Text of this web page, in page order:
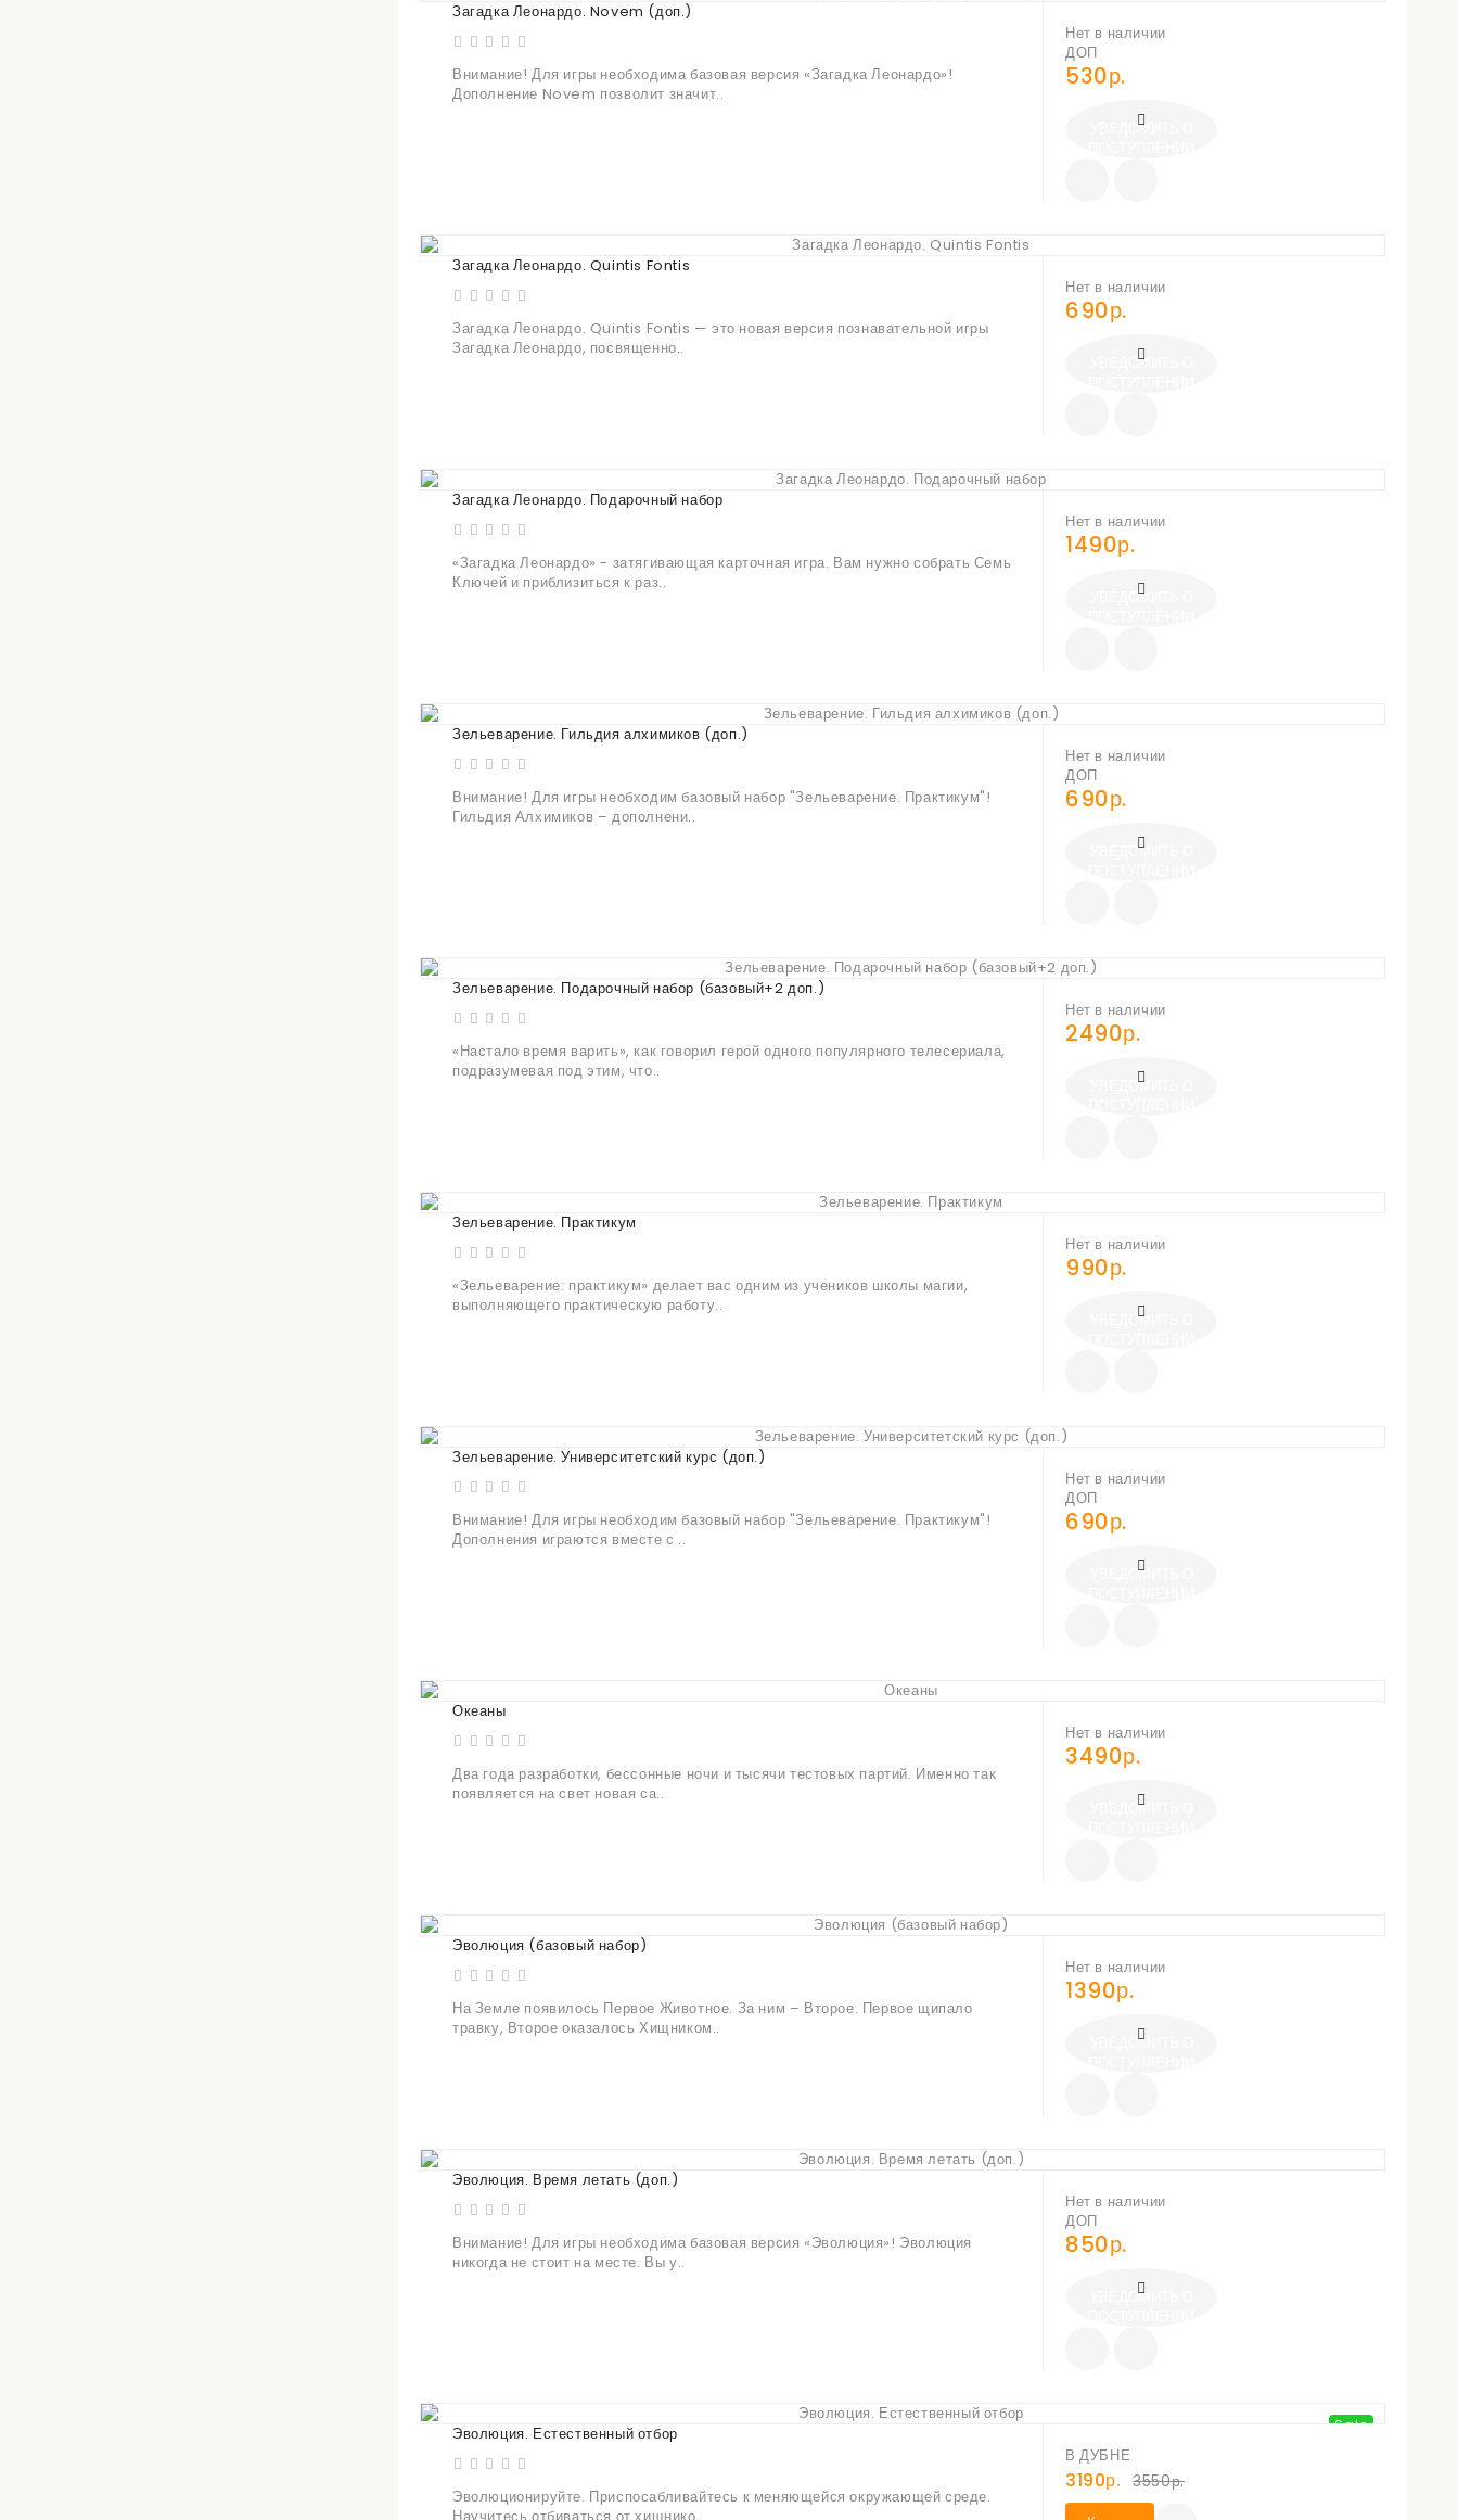
Загадка Леонардо. Novem (доп.)
Внимание! Для игры необходима базовая версия «Загадка Леонардо»!
Дополнение Novem позволит значит..
Нет в наличии
ДОП
530р.
УВЕДОМИТЬ О
Загадка Леонардо. Quintis Fontis
Загадка Леонардо. Quintis Fontis — это новая версия познавательной игры
Загадка Леонардо, посвященно..
Нет в наличии
690р.
УВЕДОМИТЬ О
Загадка Леонардо. Подарочный набор
«Загадка Леонардо» - затягивающая карточная игра. Вам нужно собрать Семь
Ключей и приблизиться к раз..
Нет в наличии
1490р.
УВЕДОМИТЬ О
Зельеварение. Гильдия алхимиков (доп.)
Внимание! Для игры необходим базовый набор "Зельеварение. Практикум"!
Гильдия Алхимиков – дополнени..
Нет в наличии
ДОП
690р.
УВЕДОМИТЬ О
Зельеварение. Подарочный набор (базовый+2 доп.)
«Настало время варить», как говорил герой одного популярного телесериала,
подразумевая под этим, что..
Нет в наличии
2490р.
УВЕДОМИТЬ О
Зельеварение. Практикум
«Зельеварение: практикум» делает вас одним из учеников школы магии,
выполняющего практическую работу..
Нет в наличии
990р.
УВЕДОМИТЬ О
Зельеварение. Университетский курс (доп.)
Внимание! Для игры необходим базовый набор "Зельеварение. Практикум"!
Дополнения играются вместе с ..
Нет в наличии
ДОП
690р.
УВЕДОМИТЬ О
Океаны
Два года разработки, бессонные ночи и тысячи тестовых партий. Именно так
появляется на свет новая са..
Нет в наличии
3490р.
УВЕДОМИТЬ О
Эволюция (базовый набор)
На Земле появилось Первое Животное. За ним – Второе. Первое щипало
травку, Второе оказалось Хищником..
Нет в наличии
1390р.
УВЕДОМИТЬ О
Эволюция. Время летать (доп.)
Внимание! Для игры необходима базовая версия «Эволюция»! Эволюция
никогда не стоит на месте. Вы у..
Нет в наличии
ДОП
850р.
УВЕДОМИТЬ О
Sale
Эволюция. Естественный отбор
Эволюционируйте. Приспосабливайтесь к меняющейся окружающей среде.
В ДУБНЕ
3190р. 3550р.